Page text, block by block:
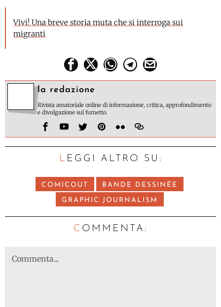
Vivi! Una breve storia muta che si interroga sui
migranti
la redazione
Rivista amatoriale online di informazione, critica, approfondimento
e divulgazione sul fumetto.
LEGGI ALTRO SU:
COMICOUT BANDE DESSINÉE
GRAPHIC JOURNALISM
C OMMENTA: